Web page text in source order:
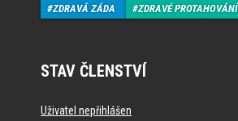
ZDRAVÁ ZÁDA
ZDRAVÉ PROTAHOVÁNÍ
STAV ČLENSTVÍ
Uživatel nepřihlášen